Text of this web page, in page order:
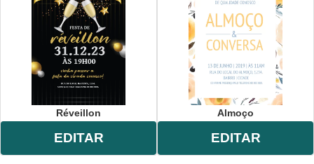
Réveillon
EDITAR
Almoço
EDITAR